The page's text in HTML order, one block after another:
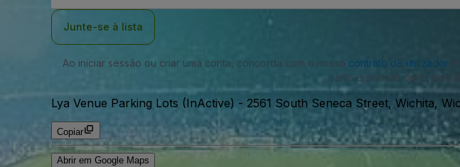
Junte-se à lista
Ao iniciar sessão ou criar uma conta, concorda com o nosso contrato de utilizador
parte e poderá optar por
Lya Venue Parking Lots (InActive) - 2561 South Seneca Street, Wichita,
Copiar
Abrir em Google Maps